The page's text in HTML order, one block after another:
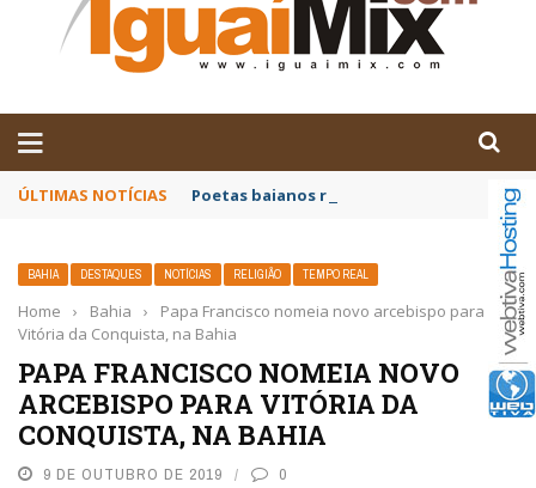
ÚLTIMAS NOTÍCIAS Poetas baianos representam o Brasil no
BAHIA DESTAQUES NOTÍCIAS RELIGIÃO TEMPO REAL
Home › Bahia ›
Papa Francisco nomeia novo arcebispo para
Vitória da Conquista, na Bahia
PAPA FRANCISCO NOMEIA NOVO
ARCEBISPO PARA VITÓRIA DA
CONQUISTA, NA BAHIA
9 DE OUTUBRO DE 2019 0